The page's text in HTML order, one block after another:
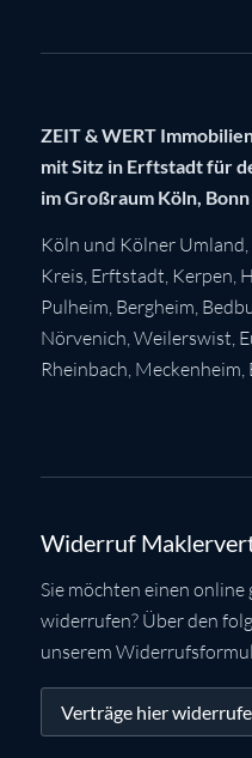
ZEIT & WERT
mit Sitz in Erftstadt für
im Großraum Köln,
Köln und Kölner Umland,
Kreis, Erftstadt, Kerpen,
Pulheim, Bergheim,
Nörvenich,Weilerswist,
Rheinbach, Meckenheim,
Widerruf
Sie möchten einen
widerrufen? Über den
unserem
Verträge hier